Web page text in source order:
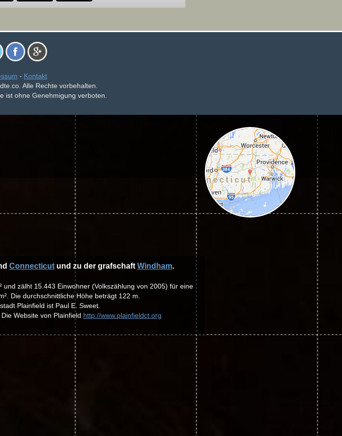
- Kontakt
Alle Rechte vorbehalten.
ist ohne Genehmigung verboten.
Connecticut und zu der grafschaft Windham.
und zälht 15.443 Einwohner (Volkszählung von 2005) für eine
Die durchschnittliche Höhe beträgt 122 m.
Plainfield ist Paul E. Sweet.
Website von Plainfield http://www.plainfieldct.org
©photo-libre.fr